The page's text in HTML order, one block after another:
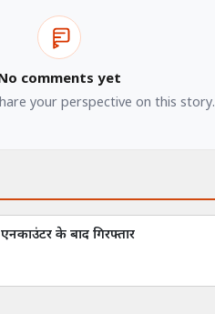
comments yet
your perspective on this story.
के बाद गिरफ्तार